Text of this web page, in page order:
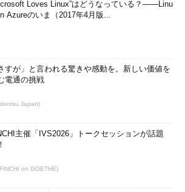
Loves Linux”はどうなっている？――Linu
Azureのいま（2017年4月版...
すが」と言われる驚きや感動を。新しい価値を
電通の挑戦
Japan)
主催「IVS2026」トークセッションが話題
on GOETHE)